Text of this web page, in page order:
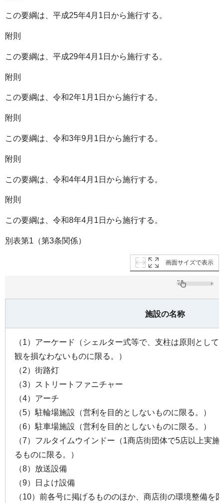
この要綱は、平成25年4月1日から施行する。
附則
この要綱は、平成29年4月1日から施行する。
附則
この要綱は、令和2年1月1日から施行する。
附則
この要綱は、令和3年9月1日から施行する。
附則
この要綱は、令和4年4月1日から施行する。
附則
この要綱は、令和8年4月1日から施行する。
別表第1（第3条関係）
画面サイズで表示
施設の名称
（1）アーケード（シェルター式等で、支柱は原則として
観を損なわないものに限る。）
（2）街路灯
（3）ストリートファニチャー
（4）アーチ
（5）駐輪場施設（営利を目的としないものに限る。）
（6）駐車場施設（営利を目的としないものに限る。）
（7）フルタイムウインドー（1商店街団体で5店以上実
るものに限る。）
（8）放送設備
（9）日よけ設備
（10）前各号に掲げるもののほか、商店街の環境整備を